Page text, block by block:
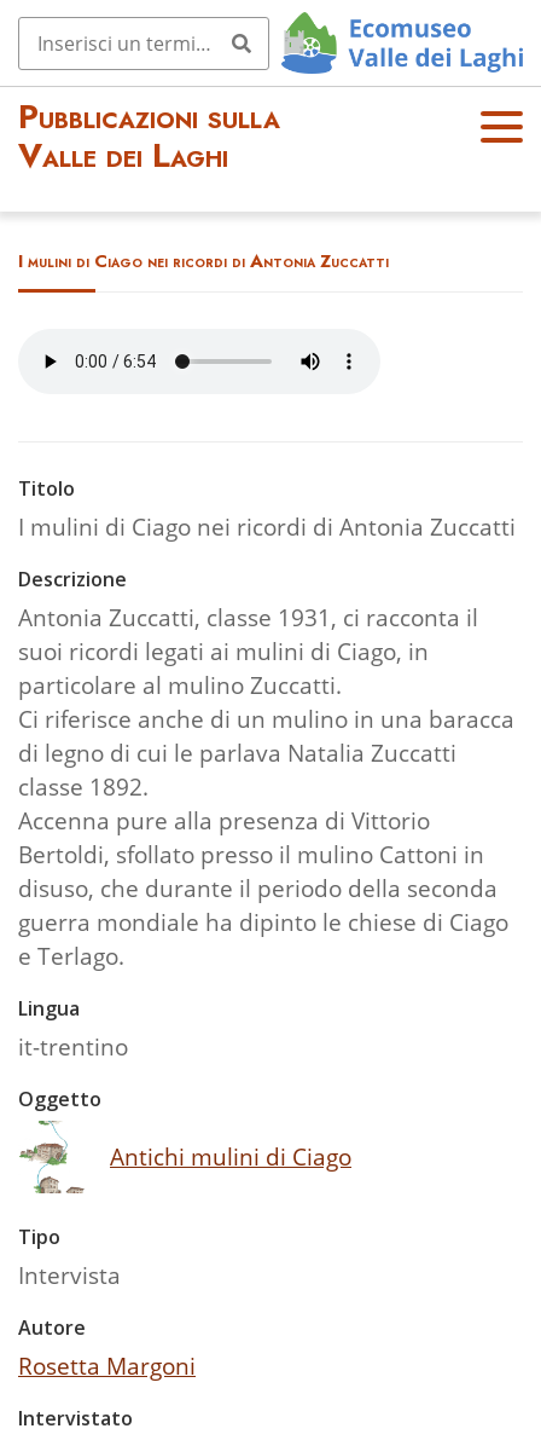
Pubblicazioni sulla
Valle dei Laghi
OPE
I mulini di Ciago nei ricordi di Antonia Zuccatti
Titolo
I mulini di Ciago nei ricordi di Antonia Zuccatti
Descrizione
Antonia Zuccatti, classe 1931, ci racconta il
suoi ricordi legati ai mulini di Ciago, in
particolare al mulino Zuccatti.
Ci riferisce anche di un mulino in una baracca
di legno di cui le parlava Natalia Zuccatti
classe 1892.
Accenna pure alla presenza di Vittorio
Bertoldi, sfollato presso il mulino Cattoni in
disuso, che durante il periodo della seconda
guerra mondiale ha dipinto le chiese di Ciago
e Terlago.
Lingua
it-trentino
Oggetto
Antichi mulini di Ciago
Tipo
Intervista
Autore
Rosetta Margoni
Intervistato